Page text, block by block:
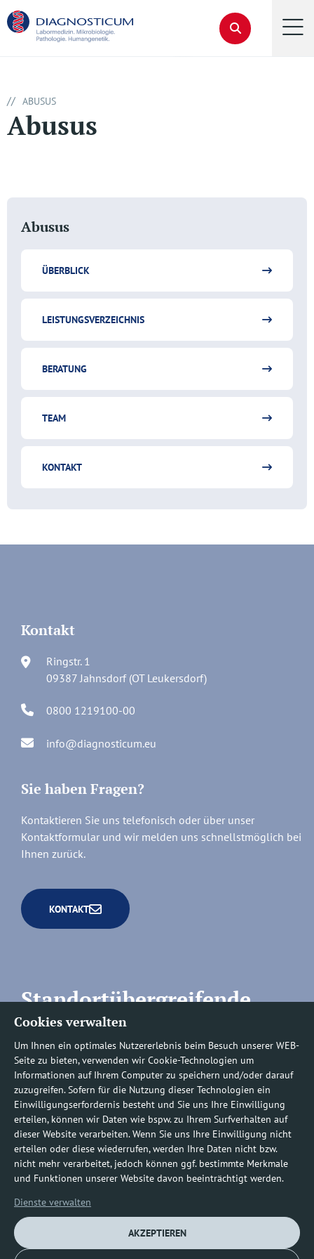
Cookies verwalten
Um Ihnen ein optimales Nutzererlebnis beim Besuch unserer WEB-
Seite zu bieten, verwenden wir Cookie-Technologien um
Informationen auf Ihrem Computer zu speichern und/oder darauf
zuzugreifen. Sofern für die Nutzung dieser Technologien ein
Einwilligungserfordernis besteht und Sie uns Ihre Einwilligung
erteilen, können wir Daten wie bspw. zu Ihrem Surfverhalten auf
dieser Website verarbeiten. Wenn Sie uns Ihre Einwilligung nicht
erteilen oder diese wiederrufen, werden Ihre Daten nicht bzw.
nicht mehr verarbeitet, jedoch können ggf. bestimmte Merkmale
und Funktionen unserer Website davon beeinträchtigt werden.
Dienste verwalten
AKZEPTIEREN
Abusus
ÜBERBLICK
LEISTUNGSVERZEICHNIS
BERATUNG
TEAM
KONTAKT
// ABUSUS
Abusus
Kontakt
Ringstr. 1
09387 Jahnsdorf (OT Leukersdorf)
0800 1219100-00
info@diagnosticum.eu
Sie haben Fragen?
Kontaktieren Sie uns telefonisch oder über unser
Kontaktformular und wir melden uns schnellstmöglich bei
Ihnen zurück.
KONTAKT
Standortübergreifende
Rufnummern
Befundauskünfte/
Nachforderungen
0800 1219100-10